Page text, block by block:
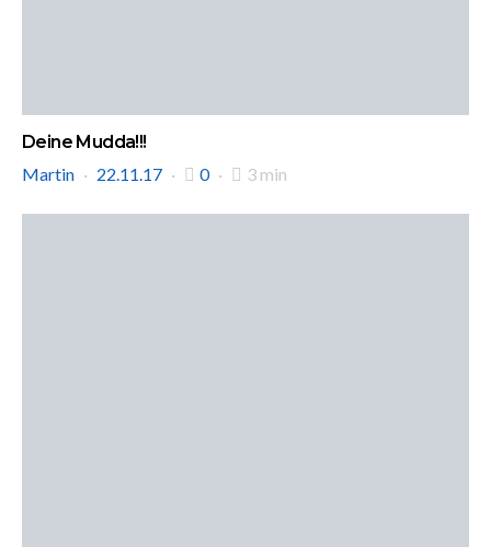
Deine Mudda!!!
Martin
22.11.17 0 3 min